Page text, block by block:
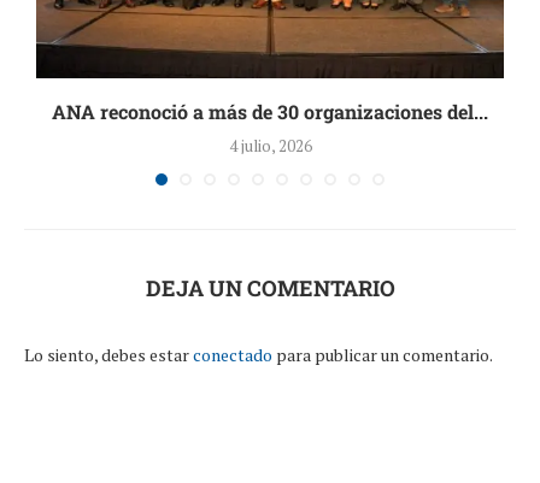
ANA reconoció a más de 30 organizaciones del...
4 julio, 2026
DEJA UN COMENTARIO
Lo siento, debes estarconectado para publicar un comentario.